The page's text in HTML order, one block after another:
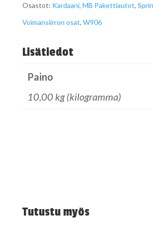
määrä
Osastot: Kardaani, MB Pakettiautot,
Voimansiirron osat, W906
Lisätiedot
Paino
10,00 kg (kilogramma)
Tutustu myös